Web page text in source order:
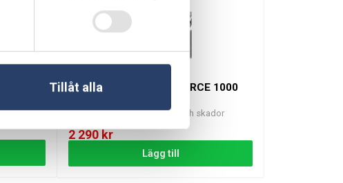
Tillåt alla
och njut av både säkerhet och stil!
625
Främre Stötfångare ZFORCE 1000
Skydda maskinen från slag och skador
2 290kr
Lägg till